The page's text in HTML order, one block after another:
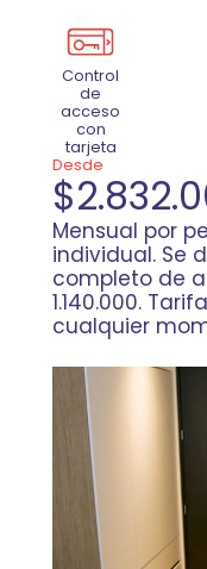
Control
de
acceso
con
tarjeta
Desde
Mensual por
individual. Se
completo de
1.140.000.
cualquier